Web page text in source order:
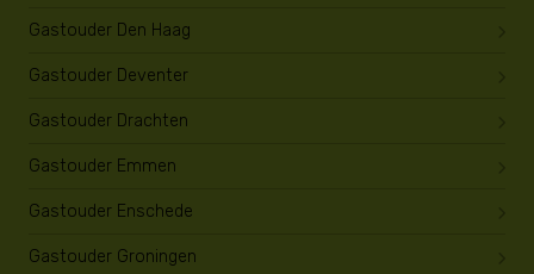
Gastouder Den Haag
Gastouder Deventer
Gastouder Drachten
Gastouder Emmen
Gastouder Enschede
Gastouder Groningen